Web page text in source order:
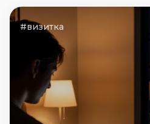
#визитка